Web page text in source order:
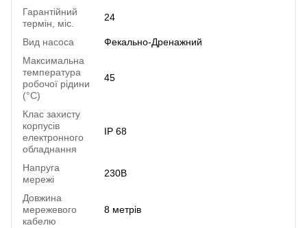
Гарантійний
термін, міс.
24
Вид насоса
Фекально-Дренажний
Максимальна
температура
робочої рідини
(°C)
45
Клас захисту
корпусів
електронного
обладнання
IP 68
Напруга
мережі
230В
Довжина
мережевого
кабелю
8 метрів